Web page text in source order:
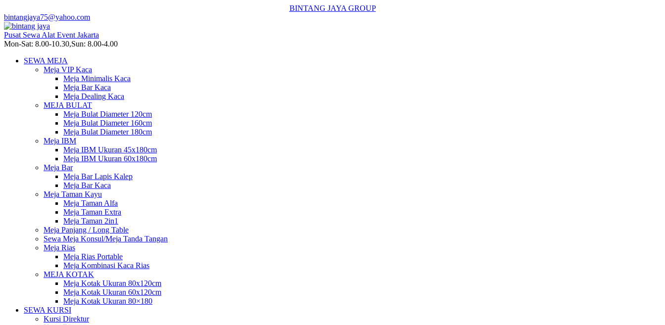
BINTANG JAYA GROUP
bintangjaya75@yahoo.com
Pusat Sewa Alat Event Jakarta
Mon-Sat: 8.00-10.30,Sun: 8.00-4.00
SEWA MEJA
Meja VIP Kaca
Meja Minimalis Kaca
Meja Bar Kaca
Meja Dealing Kaca
MEJA BULAT
Meja Bulat Diameter 120cm
Meja Bulat Diameter 160cm
Meja Bulat Diameter 180cm
Meja IBM
Meja IBM Ukuran 45x180cm
Meja IBM Ukuran 60x180cm
Meja Bar
Meja Bar Lapis Kalep
Meja Bar Kaca
Meja Taman Kayu
Meja Taman Alfa
Meja Taman Extra
Meja Taman 2in1
Meja Panjang / Long Table
Sewa Meja Konsul/Meja Tanda Tangan
Meja Rias
Meja Rias Portable
Meja Kombinasi Kaca Rias
MEJA KOTAK
Meja Kotak Ukuran 80x120cm
Meja Kotak Ukuran 60x120cm
Meja Kotak Ukuran 80×180
SEWA KURSI
Kursi Direktur